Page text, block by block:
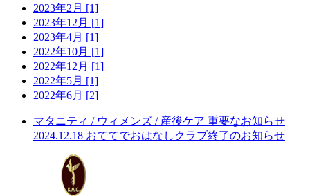
2023年2月 [1]
2023年12月 [1]
2023年4月 [1]
2022年10月 [1]
2022年12月 [1]
2022年5月 [1]
2022年6月 [2]
マタニティ / ウィメンズ / 産後ケア 重要なお知らせ
2024.12.18 おててでおはなしクラブ終了のお知らせ